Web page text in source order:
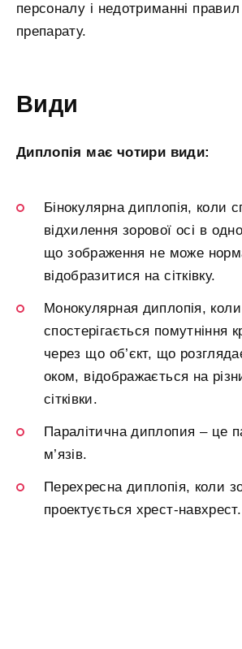
персоналу і недотриманні
препарату.
Види
Диплопія має чотири види:
Бінокулярна диплопія, коли
відхилення зорової осі в
що зображення не може
відобразитися на сітківку.
Монокулярная диплопія, коли
спостерігається помутніння
через що об’єкт, що
оком, відображається на
сітківки.
Паралітична диплопия – це
м’язів.
Перехресна диплопія, коли
проектується хрест-навхрест.